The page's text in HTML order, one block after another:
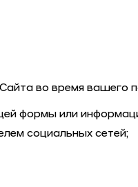
во время вашего
формы или
социальных сетей;